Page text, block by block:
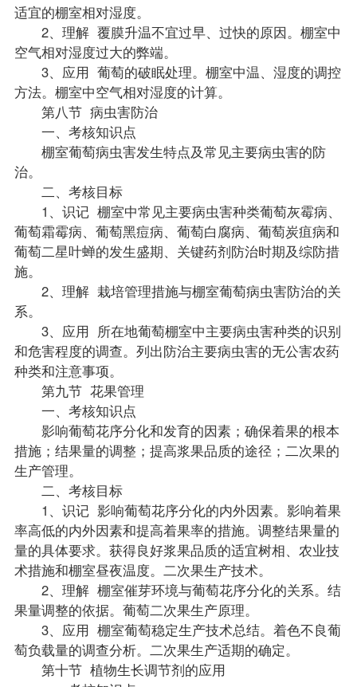
适宜的棚室相对湿度。
2、理解 覆膜升温不宜过早、过快的原因。棚室中
空气相对湿度过大的弊端。
3、应用 葡萄的破眠处理。棚室中温、湿度的调控
方法。棚室中空气相对湿度的计算。
第八节 病虫害防治
一、考核知识点
棚室葡萄病虫害发生特点及常见主要病虫害的防
治。
二、考核目标
1、识记 棚室中常见主要病虫害种类葡萄灰霉病、
葡萄霜霉病、葡萄黑痘病、葡萄白腐病、葡萄炭疽病和
葡萄二星叶蝉的发生盛期、关键药剂防治时期及综防措
施。
2、理解 栽培管理措施与棚室葡萄病虫害防治的关
系。
3、应用 所在地葡萄棚室中主要病虫害种类的识别
和危害程度的调查。列出防治主要病虫害的无公害农药
种类和注意事项。
第九节 花果管理
一、考核知识点
影响葡萄花序分化和发育的因素；确保着果的根本
措施；结果量的调整；提高浆果品质的途径；二次果的
生产管理。
二、考核目标
1、识记 影响葡萄花序分化的内外因素。影响着果
率高低的内外因素和提高着果率的措施。调整结果量的
量的具体要求。获得良好浆果品质的适宜树相、农业技
术措施和棚室昼夜温度。二次果生产技术。
2、理解 棚室催芽环境与葡萄花序分化的关系。结
果量调整的依据。葡萄二次果生产原理。
3、应用 棚室葡萄稳定生产技术总结。着色不良葡
萄负载量的调查分析。二次果生产适期的确定。
第十节 植物生长调节剂的应用